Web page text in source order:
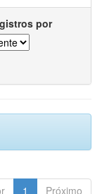
por
1 Próximo